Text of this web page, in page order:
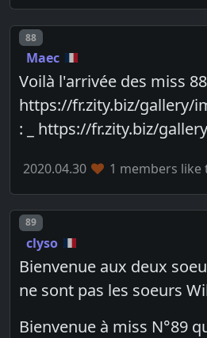
Post number
88
Maec
Voilà l'arrivée des miss 88 :
https://fr.zity.biz/gallery/
: _ https://fr.zity.biz/
2020.04.30 1 members like
Post number
89
clyso
Bienvenue aux deux
ne sont pas les soeurs
Bienvenue à miss N°89